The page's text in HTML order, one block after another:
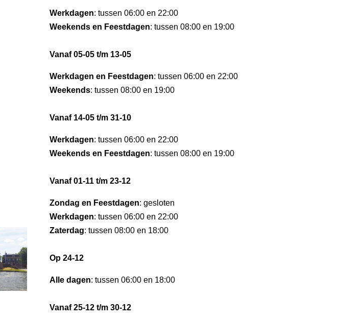
Werkdagen: tussen 06:00 en 22:00
Weekends en Feestdagen: tussen 08:00 en 19:00
Vanaf 05-05 t/m 13-05
Werkdagen en Feestdagen: tussen 06:00 en 22:00
Weekends: tussen 08:00 en 19:00
Vanaf 14-05 t/m 31-10
Werkdagen: tussen 06:00 en 22:00
Weekends en Feestdagen: tussen 08:00 en 19:00
Vanaf 01-11 t/m 23-12
Zondag en Feestdagen: gesloten
Werkdagen: tussen 06:00 en 22:00
Zaterdag: tussen 08:00 en 18:00
Op 24-12
Alle dagen: tussen 06:00 en 18:00
Vanaf 25-12 t/m 30-12